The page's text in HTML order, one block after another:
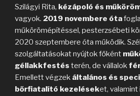
Szilágyi Rita, kézápoló és
vagyok. 2019 novembere óta
műkörömépítéssel, pesterzsébeti
2020 szeptembere óta működik.
szolgáltatásokat nyújtok főként
géllakkfestés terén, de vállalok
Emellett végzek általános és
bőrfiatalító kezeléseket,